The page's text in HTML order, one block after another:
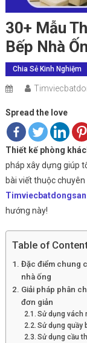
30+ Mẫu
Bếp Nhà
Chia Sẻ Kinh Nghiệm
Spread the love
Thiết kế phòng
pháp xây dựng giúp
bài viết thuộc
hướng này!
Table of
Đặc điểm chung
nhà ống
Giải pháp phân
đơn giản
Sử dụng vách
Sử dụng quầy
Sử dụng cầu